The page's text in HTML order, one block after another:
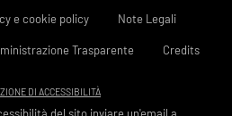
e cookie policy Note Legali
Trasparente Credits
DI ACCESSIBILITÀ